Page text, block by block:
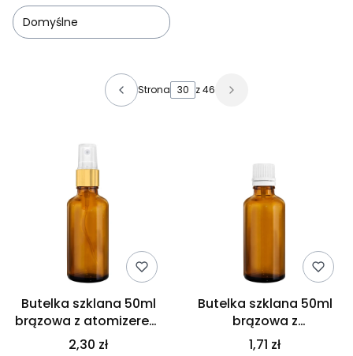
Domyślne
Lista produktów
Strona z 46
Butelka szklana 50ml
brązowa z atomizerem
złotym
2,30 zł
Butelka szklana 50ml
brązowa z
kroplomierzem białym
1,71 zł